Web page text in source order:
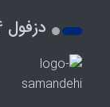
دزفول 24 در یک نگاه